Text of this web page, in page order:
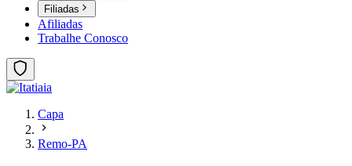
Filiadas
Afiliadas
Trabalhe Conosco
Capa
Remo-PA